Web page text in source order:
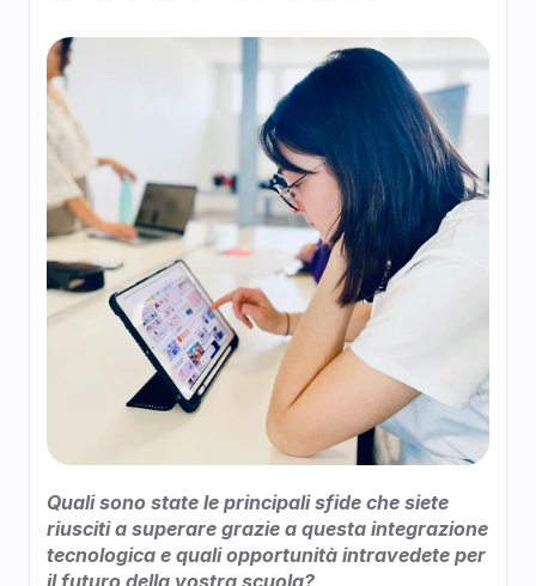
Quali sono state le principali sfide che siete
riusciti a superare grazie a questa integrazione
tecnologica e quali opportunità intravedete per